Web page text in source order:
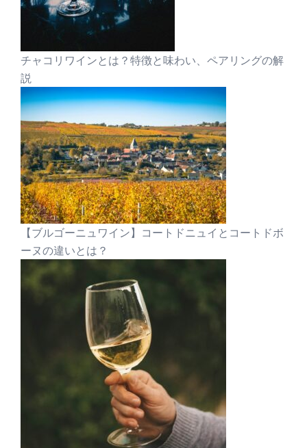
チャコリワインとは？特徴と味わい、ペアリングの解
説
【ブルゴーニュワイン】コートドニュイとコートドボ
ーヌの違いとは？